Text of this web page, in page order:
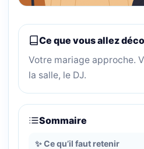
Ce que vous allez
Votre mariage approche.
la salle, le DJ.
Sommaire
✨ Ce qu’il faut retenir